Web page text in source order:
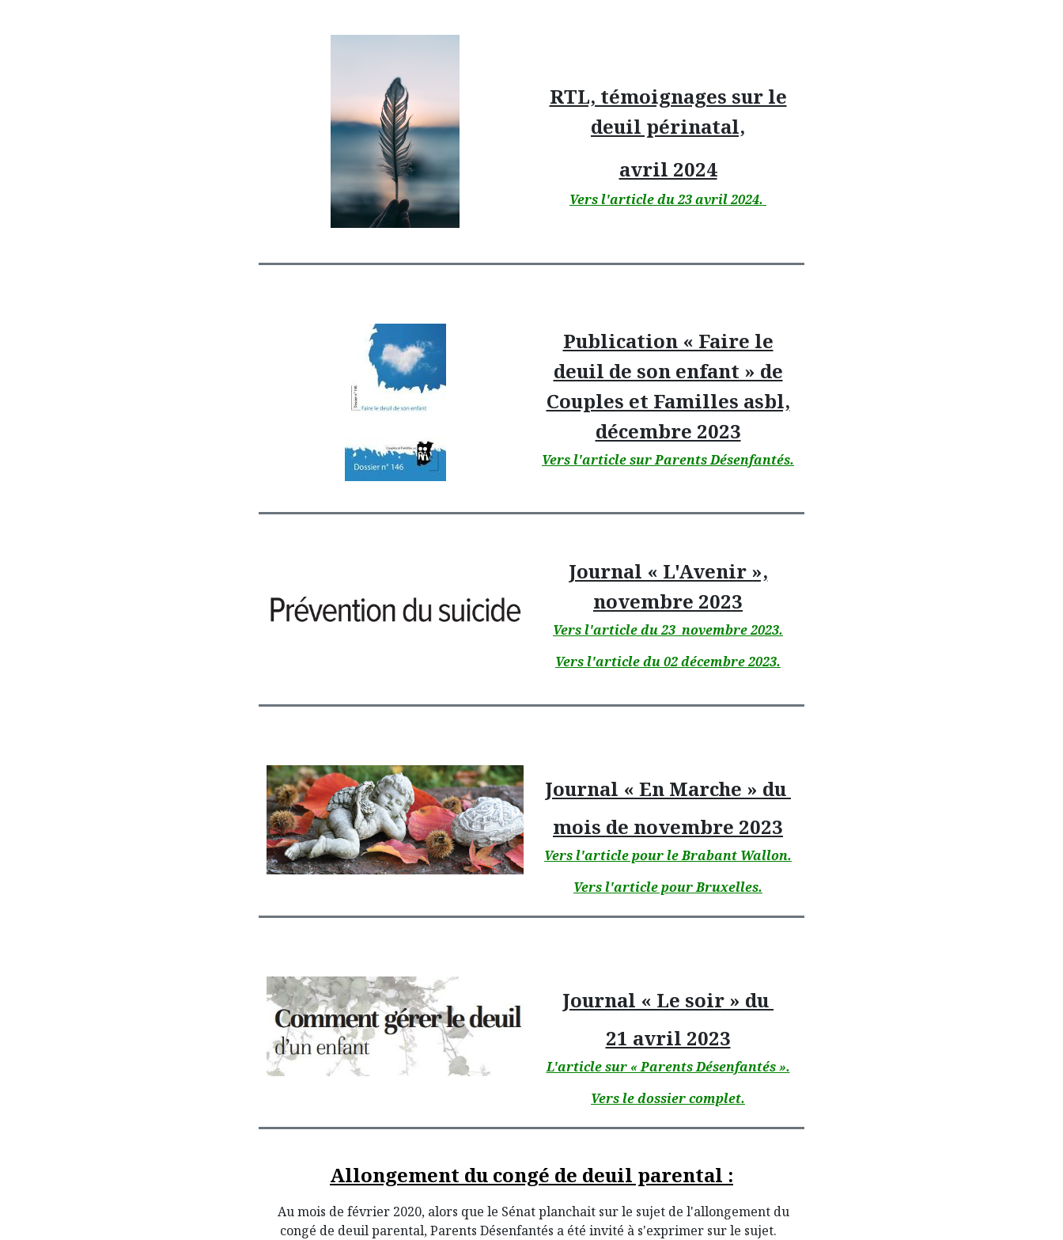
RTL, témoignages sur le
deuil périnatal,
avril 2024
Vers l'article du 23 avril 2024.
Publication « Faire le
deuil de son enfant » de
Couples et Familles asbl,
décembre 2023
Vers l'article sur Parents Désenfantés.
Journal « L'Avenir »,
novembre 2023
Vers l'article du 23 novembre 2023.
Vers l'article du 02 décembre 2023.
Journal « En Marche » du
mois de novembre 2023
Vers l'article pour le Brabant Wallon.
Vers l'article pour Bruxelles.
Journal « Le soir » du
21 avril 2023
L'article sur « Parents Désenfantés ».
Vers le dossier complet.
Allongement du congé de deuil parental :
Au mois de février 2020, alors que le Sénat planchait sur le sujet de l'allongement du
congé de deuil parental, Parents Désenfantés a été invité à s'exprimer sur le sujet.